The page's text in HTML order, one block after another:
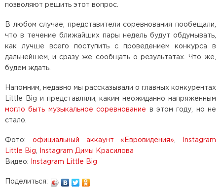
позволяют решить этот вопрос.
В любом случае, представители соревнования пообещали,
что в течение ближайших пары недель будут обдумывать,
как лучше всего поступить с проведением конкурса в
дальнейшем, и сразу же сообщать о результатах. Что же,
будем ждать.
Напомним, недавно мы рассказывали о главных конкурентах
Little Big и представляли, каким неожиданно напряженным
могло быть музыкальное соревнование в этом году, но не
стало.
Фото: официальный аккаунт «Евровидения»
Instagram
Little Big
Instagram Димы Красилова
Видео:
Instagram Little Big
Поделиться: